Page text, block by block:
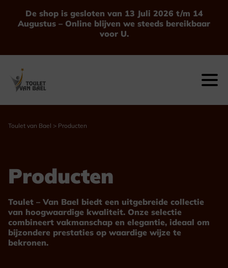
De shop is gesloten van 13 Juli 2026 t/m 14
Augustus – Online blijven we steeds bereikbaar
voor U.
Toulet van Bael > Producten
Producten
Toulet – Van Bael biedt een uitgebreide collectie
van hoogwaardige kwaliteit. Onze selectie
combineert vakmanschap en elegantie, ideaal om
bijzondere prestaties op waardige wijze te
bekronen.